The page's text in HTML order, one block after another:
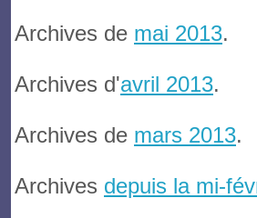
Archives de mai 2013.
Archives d'avril 2013.
Archives de mars 2013.
Archives depuis la mi-